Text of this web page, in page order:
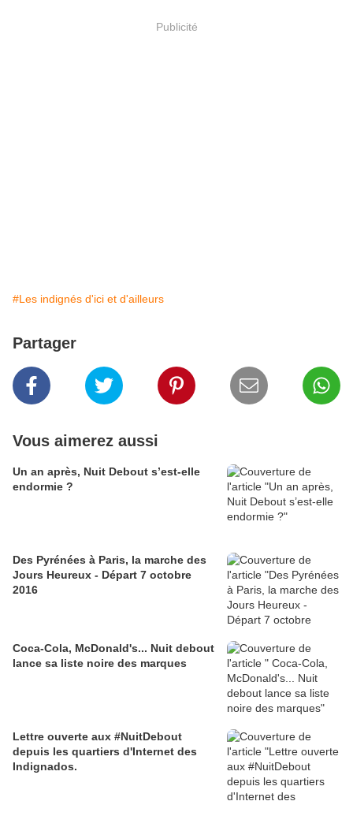
Publicité
#Les indignés d'ici et d'ailleurs
Partager
Vous aimerez aussi
Un an après, Nuit Debout s’est-elle
endormie ?
Des Pyrénées à Paris, la marche des
Jours Heureux - Départ 7 octobre
2016
Coca-Cola, McDonald's... Nuit debout
lance sa liste noire des marques
Lettre ouverte aux #NuitDebout
depuis les quartiers d'Internet des
Indignados.